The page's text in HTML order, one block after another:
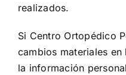
realizados.
Si Centro Ortopédico
cambios materiales
la información